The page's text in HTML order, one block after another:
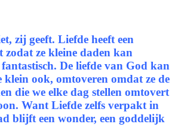
zij geeft. Liefde heeft een
zodat ze kleine daden kan
De liefde van God kan
klein ook, omtoveren omdat ze de
die we elke dag stellen omtovert
Want Liefde zelfs verpakt in
blijft een wonder, een goddelijk